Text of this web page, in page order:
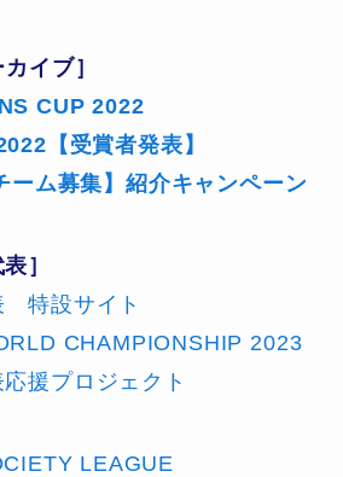
イブ］
CUP 2022
【受賞者発表】
ーム募集】紹介キャンペーン
］
特設サイト
CHAMPIONSHIP 2023
援プロジェクト
LEAGUE